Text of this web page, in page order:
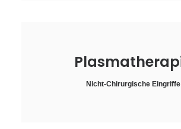
Nicht-Chirurgische Eingriffe